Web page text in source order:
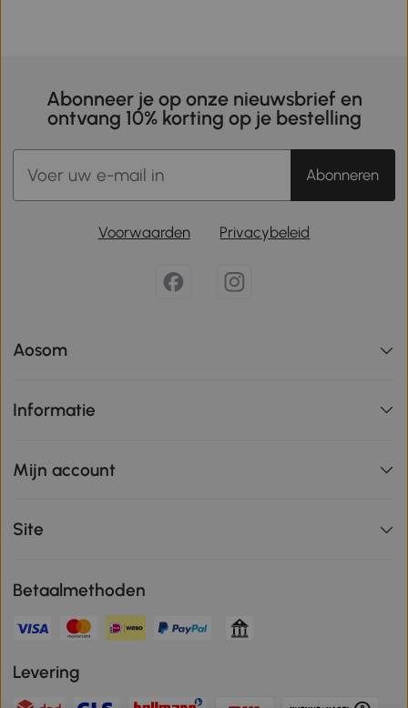
Abonneer je op onze nieuwsbrief en
ontvang 10% korting op je bestelling
Abonneren
Voorwaarden Privacybeleid
Aosom
Informatie
Mijn account
Site
Betaalmethoden
Levering